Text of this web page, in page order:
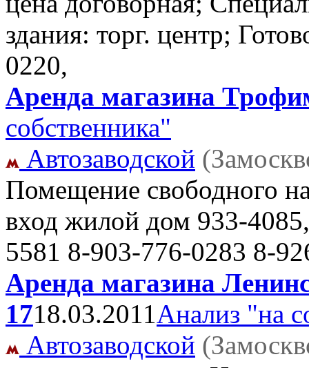
здания: торг. центр;
0220,
Аренда магазина
собственника"
Автозаводской
Помещение свободного
вход жилой дом 933-
5581 8-903-776-0283 8-
Аренда магазина
1718.03.2011Анализ "на
Автозаводской